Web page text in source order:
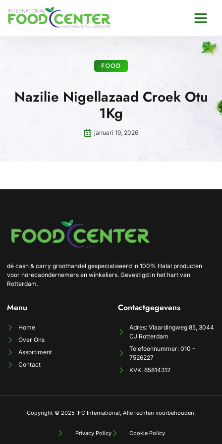
FOOD
Nazilie Nigellazaad Croek Otu
1Kg
januari 19, 2026
dé cash & carry groothandel gespecialiseerd in 100% Halal producten
voor horecaondernemers en winkeliers. Gevestigd in het hart van
Rotterdam.
Menu
Home
Over Ons
Assortiment
Contact
Contactgegevens
Adres: Vlaardingweg 85, 3044
CJ Rotterdam
Telefoonnummer: 010 -
7526227
KVK: 65814312
Copyright © 2025 IFC International, Alle rechten voorbehouden.
Privacy Policy Cookie Policy